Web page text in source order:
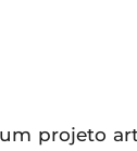
projeto